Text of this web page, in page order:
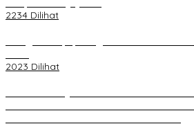
2234 Dilihat
2023 Dilihat